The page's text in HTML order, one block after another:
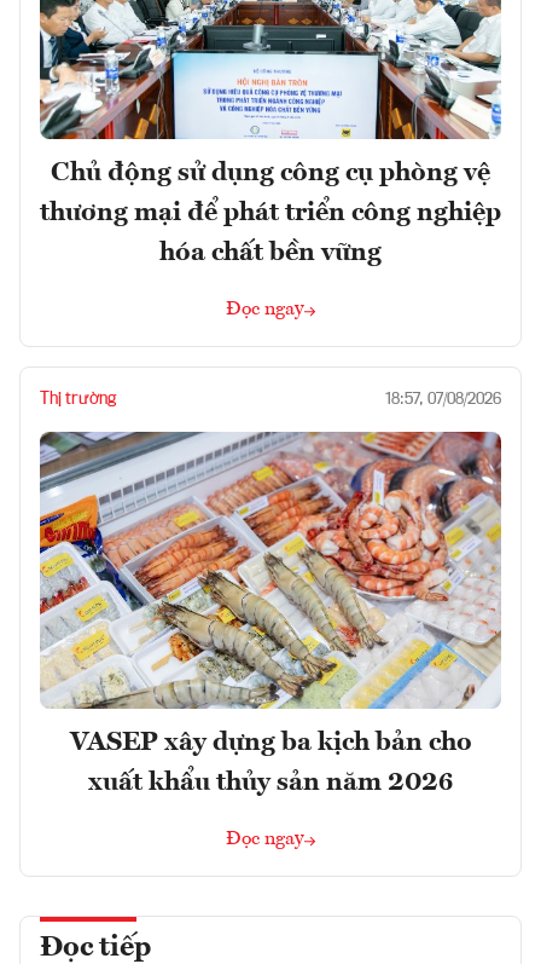
Chủ động sử dụng công cụ phòng vệ
thương mại để phát triển công nghiệp
hóa chất bền vững
Đọc ngay
Thị trường 18:57, 07/08/2026
VASEP xây dựng ba kịch bản cho
xuất khẩu thủy sản năm 2026
Đọc ngay
Đọc tiếp